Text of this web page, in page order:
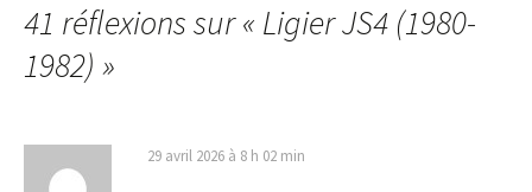
articles
41 réflexions sur « Ligier JS4 (1980-
1982) »
29 avril 2026 à 8 h 02 min